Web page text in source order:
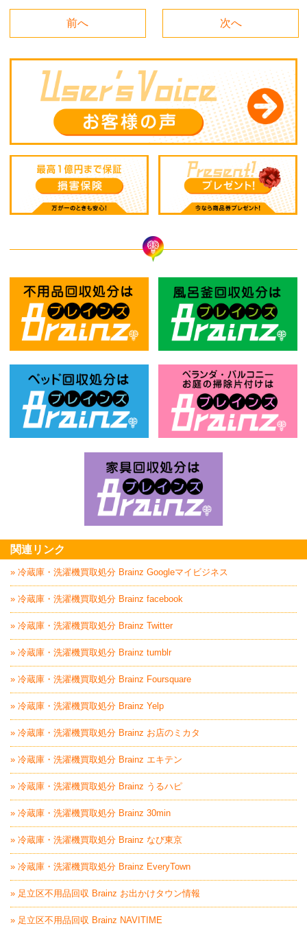
前へ 次へ
関連リンク
» 冷蔵庫・洗濯機買取処分 Brainz Googleマイビジネス
» 冷蔵庫・洗濯機買取処分 Brainz facebook
» 冷蔵庫・洗濯機買取処分 Brainz Twitter
» 冷蔵庫・洗濯機買取処分 Brainz tumblr
» 冷蔵庫・洗濯機買取処分 Brainz Foursquare
» 冷蔵庫・洗濯機買取処分 Brainz Yelp
» 冷蔵庫・洗濯機買取処分 Brainz お店のミカタ
» 冷蔵庫・洗濯機買取処分 Brainz エキテン
» 冷蔵庫・洗濯機買取処分 Brainz うるハピ
» 冷蔵庫・洗濯機買取処分 Brainz 30min
» 冷蔵庫・洗濯機買取処分 Brainz なび東京
» 冷蔵庫・洗濯機買取処分 Brainz EveryTown
» 足立区不用品回収 Brainz お出かけタウン情報
» 足立区不用品回収 Brainz NAVITIME